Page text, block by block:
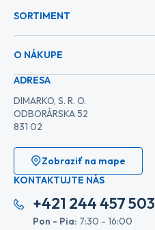
SORTIMENT
O NÁKUPE
ADRESA
DIMARKO, S. R. O.
ODBORÁRSKA 52
831 02
Zobraziť na mape
KONTAKTUJTE NÁS
+421 244 457 503
Pon - Pia: 7:30 - 16:00